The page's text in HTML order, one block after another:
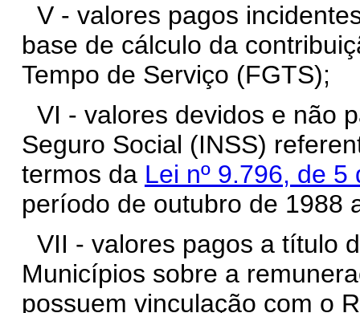
V - valores pagos
base de cálculo da
Tempo de Serviço (FGTS);
VI - valores devidos e não
Seguro Social (INSS)
termos da Lei nº 9.796, de
período de outubro de 1988
VII - valores pagos a título
Municípios sobre a
possuem vinculação com o